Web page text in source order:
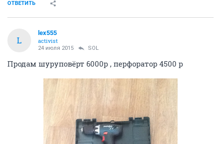
ОТВЕТИТЬ
L
lex555
activist
24 июля 2015 SOL
Продам шуруповёрт 6000р , перфоратор 4500 р